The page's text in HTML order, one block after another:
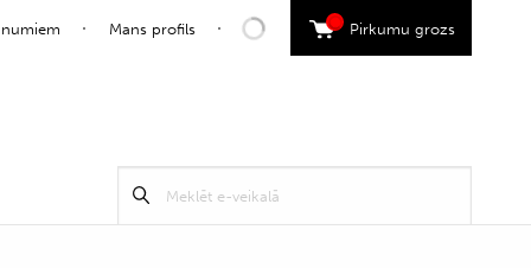
Mans profils Pirkumu grozs
0
Meklēt